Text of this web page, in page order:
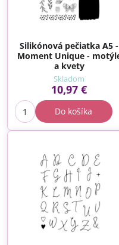
Silikónová pečiatka A5 -
Moment Unique -
a kvety
Skladom
10,97 €
Do košíka